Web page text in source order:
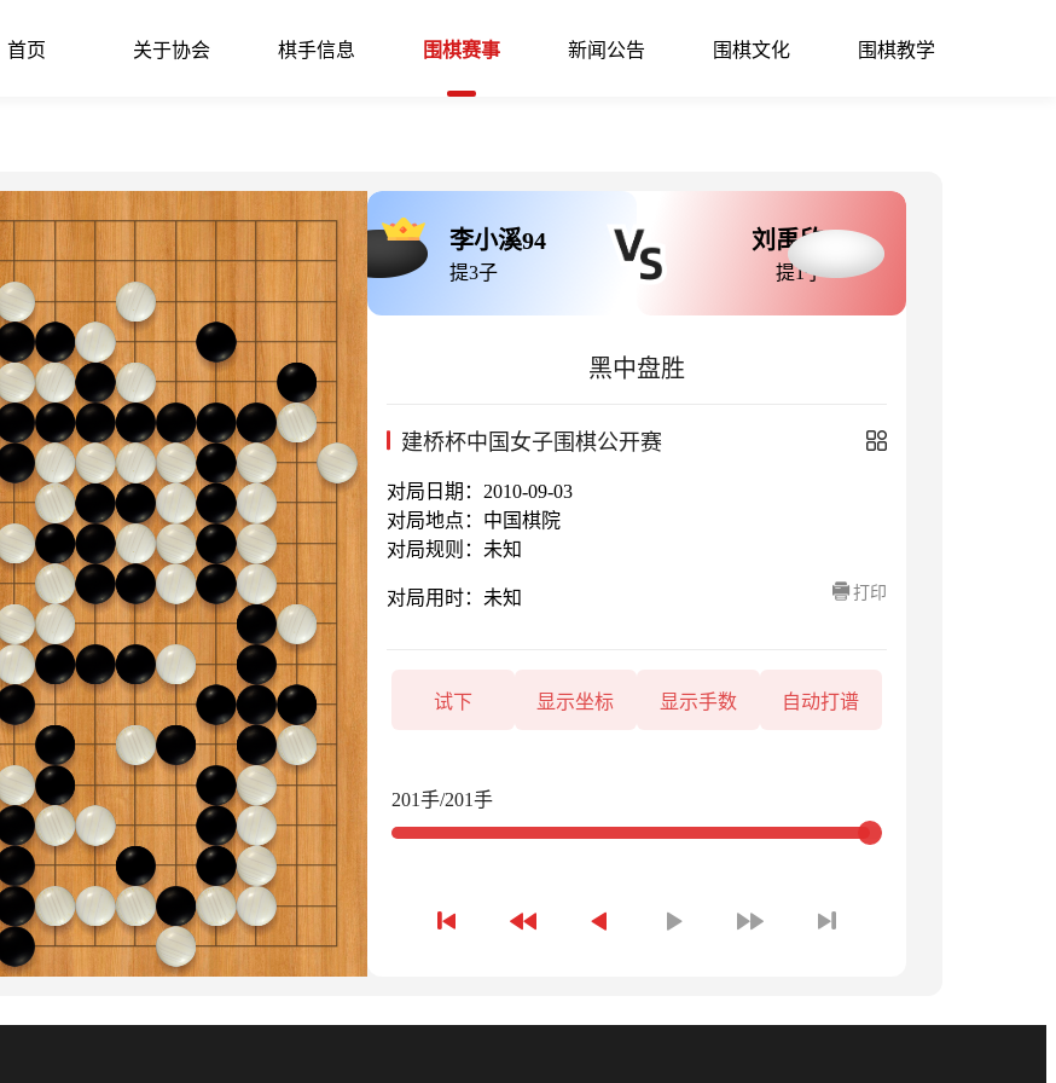
首页 关于协会 棋手信息 围棋赛事 新闻公告 围棋文化 围棋教学
李小溪94
提3子
刘禹欣
提1子
黑中盘胜
建桥杯中国女子围棋公开赛
对局日期：2010-09-03
对局地点：中国棋院
对局规则：未知
对局用时：未知 打印
试下 显示坐标 显示手数 自动打谱
201手/201手